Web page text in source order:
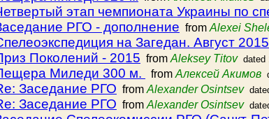
этап чемпионата Украины по
РГО - дополнение from Alexei
на Загедан. Август 2015
Поколений - 2015 from Aleksey Titov dated
Миледи 300 м. from Алексей Акимов
Заседание РГО from Alexander Osintsev
Заседание РГО from Alexander Osintsev